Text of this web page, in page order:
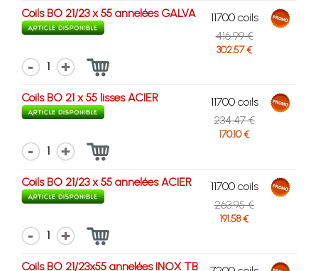
Coils BO 21/23 x 55 annelées GALVA
11700 coils
416.99 €
302.57 €
1
Coils BO 21 x 55 lisses ACIER
11700 coils
234.47 €
170.10 €
1
Coils BO 21/23 x 55 annelées ACIER
11700 coils
263.95 €
191.58 €
1
Coils BO 21/23x55 annelées INOX TB